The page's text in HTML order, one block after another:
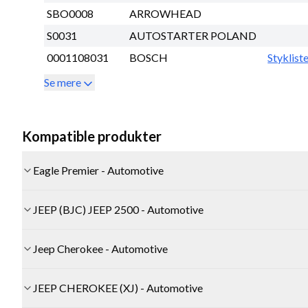
SBO0008
ARROWHEAD
S0031
AUTOSTARTER POLAND
0001108031
BOSCH
Se mere
Kompatible produkter
Eagle Premier - Automotive
JEEP (BJC) JEEP 2500 - Automotive
Jeep Cherokee - Automotive
JEEP CHEROKEE (XJ) - Automotive